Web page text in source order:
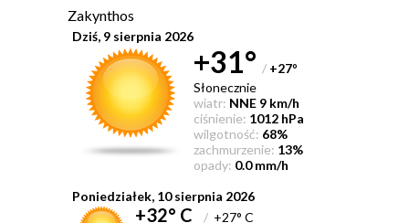
Zakynthos
Dziś, 9 sierpnia 2026
+31° / +27°
Słonecznie
wiatr: NNE 9 km/h
ciśnienie: 1012 hPa
wilgotność: 68%
zachmurzenie: 13%
opady: 0.0 mm/h
Poniedziałek, 10 sierpnia 2026
+32° C /+27° C